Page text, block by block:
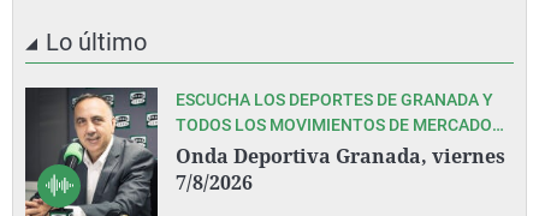
Lo último
ESCUCHA LOS DEPORTES DE GRANADA Y
TODOS LOS MOVIMIENTOS DE MERCADO
EN ESTA PRETEMPORADA DEL GRANADA
CF, CON PEDRO LARA Y TODO SU EQUIPO
Onda Deportiva Granada, viernes
7/8/2026